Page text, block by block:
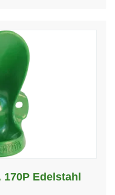
170P Edelstahl